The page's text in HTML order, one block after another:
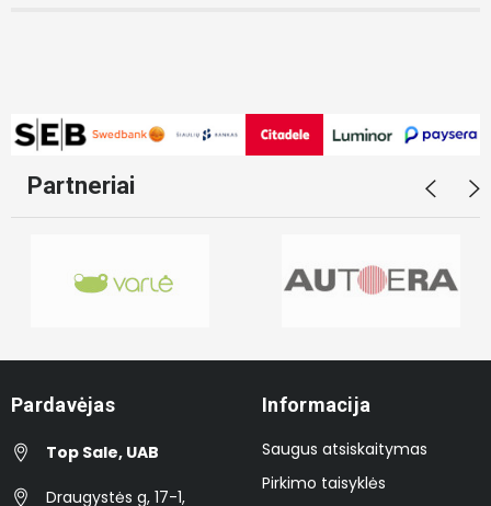
Partneriai
Pardavėjas
Top Sale, UAB
Draugystės g, 17-1,
Informacija
Saugus atsiskaitymas
Pirkimo taisyklės